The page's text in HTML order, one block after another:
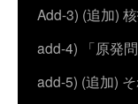
Add-3) (追加)
add-4) 「原発
add-5) (追加)